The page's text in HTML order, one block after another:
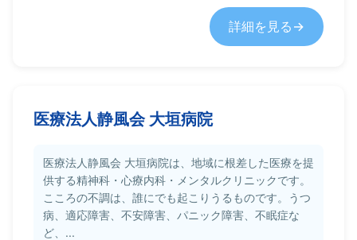
詳細を見る
医療法人静風会 大垣病院
医療法人静風会 大垣病院は、地域に根差した医療を提
供する精神科・心療内科・メンタルクリニックです。
こころの不調は、誰にでも起こりうるものです。うつ
病、適応障害、不安障害、パニック障害、不眠症な
ど、...